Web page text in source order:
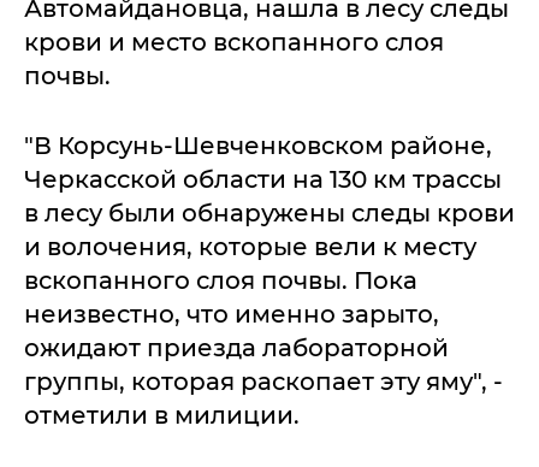
Автомайдановца, нашла в лесу следы
крови и место вскопанного слоя
почвы.
"В Корсунь-Шевченковском районе,
Черкасской области на 130 км трассы
в лесу были обнаружены следы крови
и волочения, которые вели к месту
вскопанного слоя почвы. Пока
неизвестно, что именно зарыто,
ожидают приезда лабораторной
группы, которая раскопает эту яму", -
отметили в милиции.